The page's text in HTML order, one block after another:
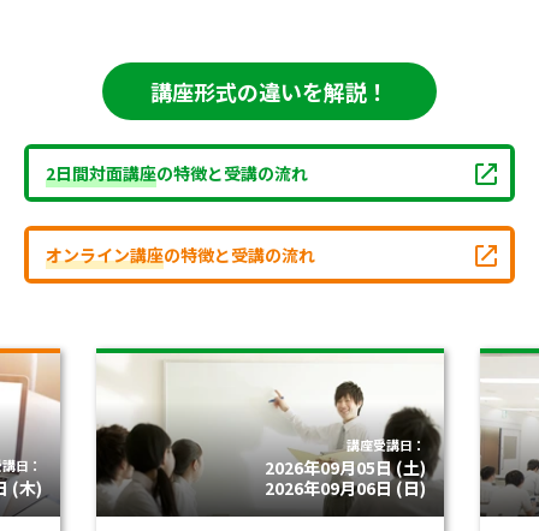
講座形式の違いを解説！
2日間対面講座の特徴と受講の流れ
オンライン講座の特徴と受講の流れ
日：
(木)
講座受講日：
2026年09月05日 (土)
2026年09月06日 (日)